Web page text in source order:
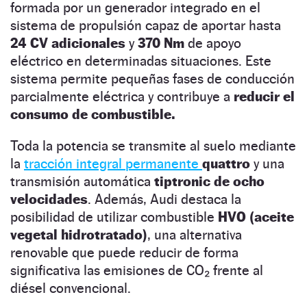
formada por un generador integrado en el
sistema de propulsión capaz de aportar hasta
24 CV adicionales y370 Nm de apoyo
eléctrico en determinadas situaciones. Este
sistema permite pequeñas fases de conducción
parcialmente eléctrica y contribuye a reducir el
consumo de combustible.
Toda la potencia se transmite al suelo mediante
la tracción integral permanente quattro y una
transmisión automática tiptronic de ocho
velocidades. Además, Audi destaca la
posibilidad de utilizar combustible HVO (aceite
vegetal hidrotratado), una alternativa
renovable que puede reducir de forma
significativa las emisiones de CO₂ frente al
diésel convencional.